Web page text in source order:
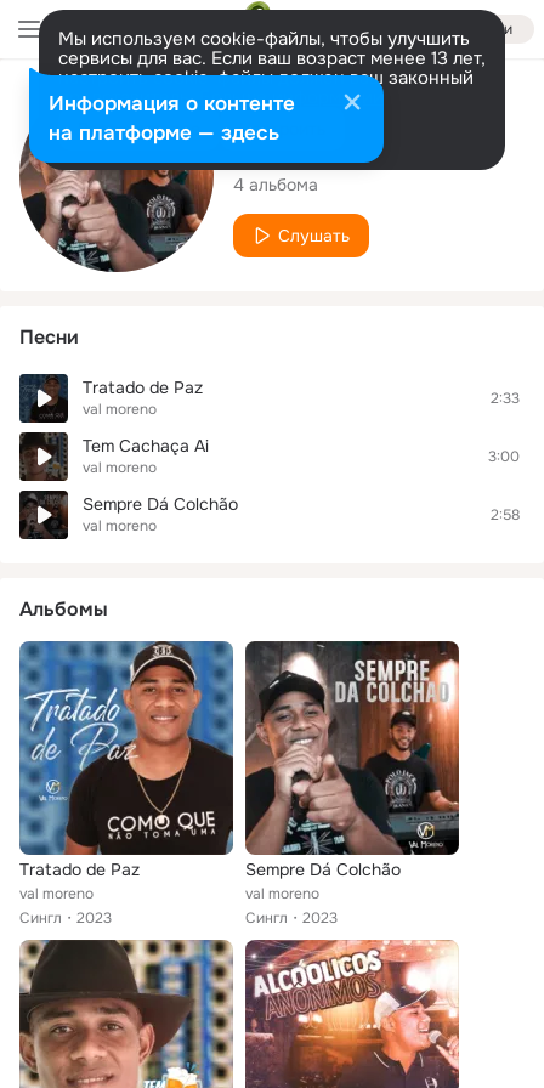
Войти
Мы используем cookie-файлы, чтобы улучшить
сервисы для вас. Если ваш возраст менее 13 лет,
настроить cookie-файлы должен ваш законный
представитель. Больше информации
Разрешить все Настроить
Исполнитель
val moreno
4 альбома
Слушать
Песни
Tratado de Paz
val moreno
2:33
Tem Cachaça Ai
val moreno
3:00
Sempre Dá Colchão
val moreno
2:58
Альбомы
Tratado de Paz
val moreno
Сингл
2023
Sempre Dá Colchão
val moreno
Сингл
2023
Информация о контенте
на платформе — здесь